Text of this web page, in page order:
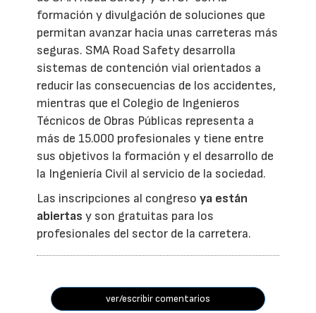
formación y divulgación de soluciones que
permitan avanzar hacia unas carreteras más
seguras. SMA Road Safety desarrolla
sistemas de contención vial orientados a
reducir las consecuencias de los accidentes,
mientras que el Colegio de Ingenieros
Técnicos de Obras Públicas representa a
más de 15.000 profesionales y tiene entre
sus objetivos la formación y el desarrollo de
la Ingeniería Civil al servicio de la sociedad.
Las inscripciones al congresoya están
abiertas y son gratuitas para los
profesionales del sector de la carretera.
ver/escribir comentarios